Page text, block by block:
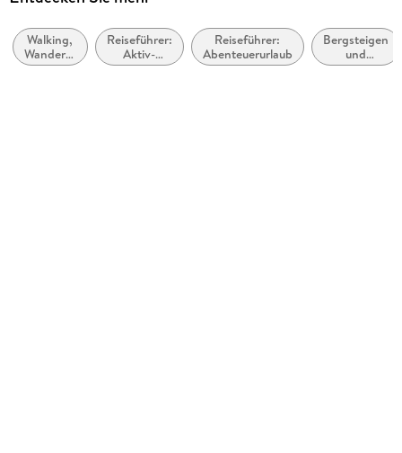
Verlag/Hersteller
Bergverlag Rother
Walking,
Wandern,
Trekking
Reiseführer:
Aktiv-
Urlaub
Reiseführer:
Abenteuerurlaub
Bergsteigen
und
Klettern